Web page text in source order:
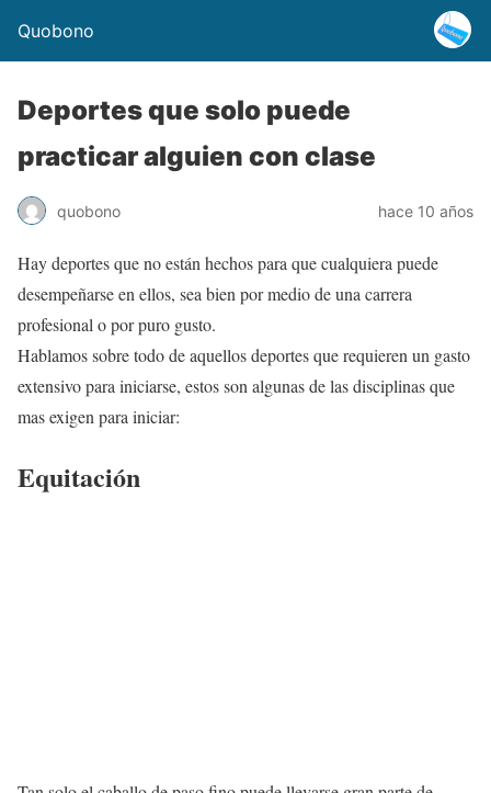
Quobono
Deportes que solo puede
practicar alguien con clase
quobono hace 10 años
Hay deportes que no están hechos para que cualquiera puede
desempeñarse en ellos, sea bien por medio de una carrera
profesional o por puro gusto.
Hablamos sobre todo de aquellos deportes que requieren un gasto
extensivo para iniciarse, estos son algunas de las disciplinas que
mas exigen para iniciar:
Equitación